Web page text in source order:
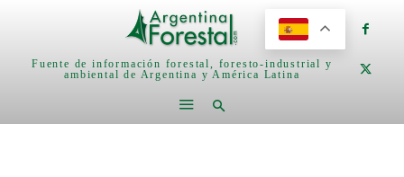
Fuente de información forestal, foresto-industrial y
ambiental de Argentina y América Latina